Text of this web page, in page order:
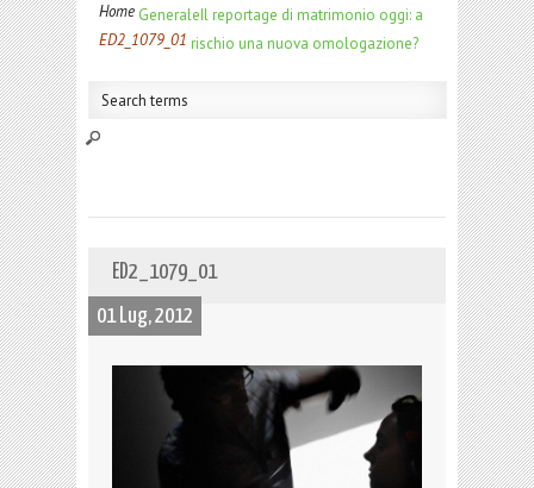
Home GeneraleIl reportage di matrimonio oggi: a
rischio una nuova omologazione?
ED2_1079_01
ED2_1079_01
01 Lug, 2012